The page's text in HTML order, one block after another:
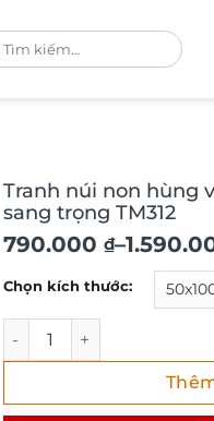
Tranh núi non hùng
sang trọng TM312
790.000 ₫–
Khoảng
giá:
790.000 ₫
1.590.000 ₫
Chọn kích thước:
Tranh núi non hùng vĩ in